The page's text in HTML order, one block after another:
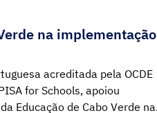
na implementação
acreditada pela OCDE
for Schools, apoiou
Educação de Cabo Verde na